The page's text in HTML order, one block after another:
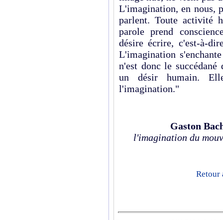
L'imagination, en nous,
parlent. Toute activité
parole prend
désire écrire, c'est-à-
L'imagination
n'est donc le
un désir humain.
l'imagination."
Gaston
l'imagination du
Retour